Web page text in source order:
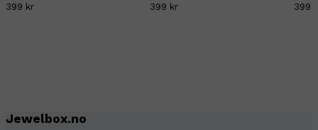
399 kr 399 kr 399
Jewelbox.no